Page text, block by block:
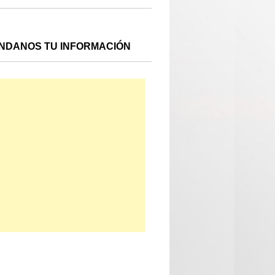
TU INFORMACIÓN